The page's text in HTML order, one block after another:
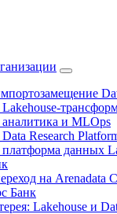
и MLOps
Research
данных
на Arenadata
Банк
Lakehouse и